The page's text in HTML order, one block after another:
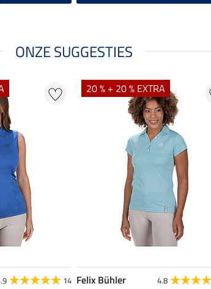
ONZE SUGGESTIES
14
20 % + 20 % EXTRA
Felix Bühler 4.8